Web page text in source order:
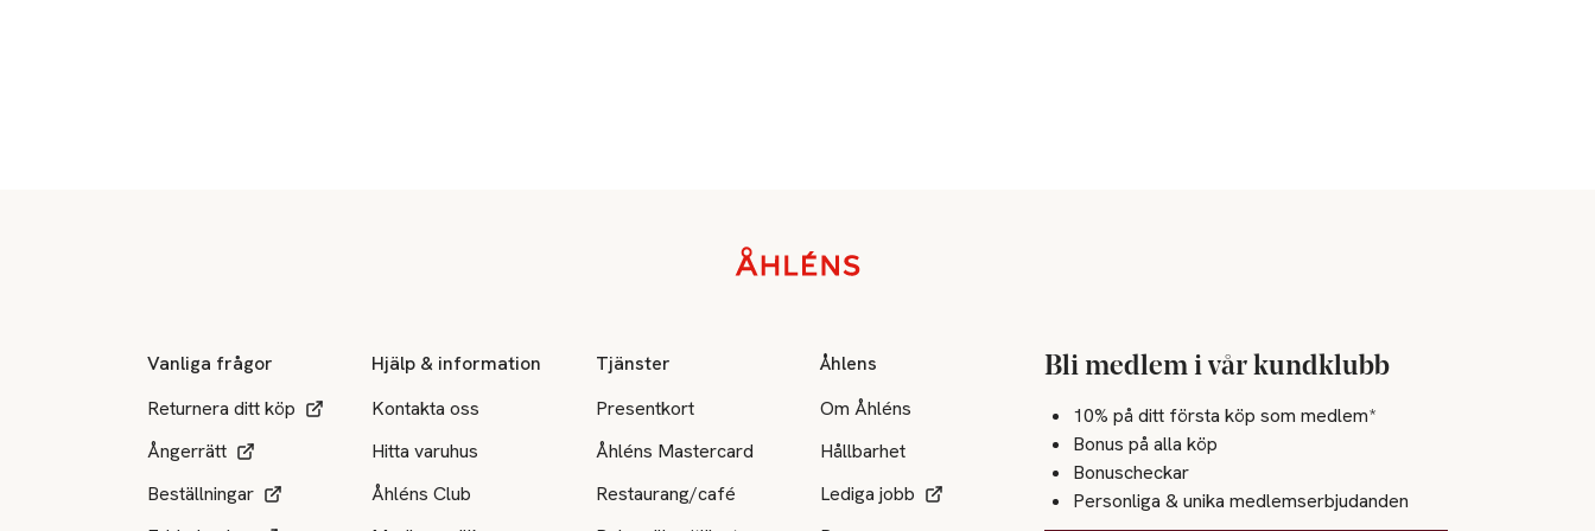
Vanliga frågor
Returnera ditt köp
Ångerrätt
Beställningar
Hjälp & information
Kontakta oss
Hitta varuhus
Åhléns Club
Tjänster
Presentkort
Åhléns Mastercard
Restaurang/café
Åhlens
Om Åhléns
Hållbarhet
Lediga jobb
Bli medlem i vår kundklubb
10% på ditt första köp som medlem*
Bonus på alla köp
Bonuscheckar
Personliga & unika medlemserbjudanden